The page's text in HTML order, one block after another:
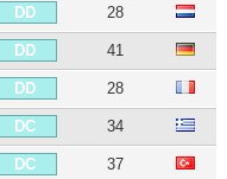
DD 28
DD 41
DD 28
DC 34
DC 37